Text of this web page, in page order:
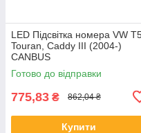
LED Підсвітка номера VW
Touran, Caddy III (2004-)
CANBUS
Готово до відправки
775,83 ₴ 862,04 ₴
Купити